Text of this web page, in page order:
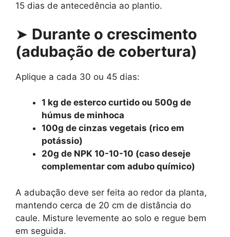
15 dias de antecedência ao plantio.
➤ Durante o crescimento
(adubação de cobertura)
Aplique a cada 30 ou 45 dias:
1 kg de esterco curtido ou 500g de
húmus de minhoca
100g de cinzas vegetais (rico em
potássio)
20g de NPK 10-10-10 (caso deseje
complementar com adubo químico)
A adubação deve ser feita ao redor da planta,
mantendo cerca de 20 cm de distância do
caule. Misture levemente ao solo e regue bem
em seguida.